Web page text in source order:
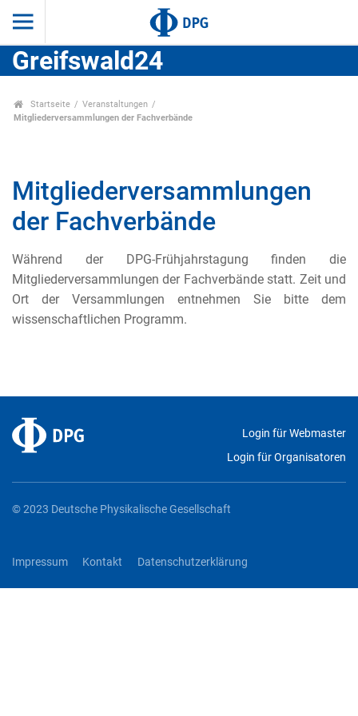
Greifswald24
Startseite
Veranstaltungen
Mitgliederversammlungen der Fachverbände
Mitgliederversammlungen
der Fachverbände
Während der DPG-Frühjahrstagung finden die
Mitgliederversammlungen der Fachverbände statt. Zeit und
Ort der Versammlungen entnehmen Sie bitte dem
wissenschaftlichen Programm.
Login für Webmaster
Login für Organisatoren
© 2023 Deutsche Physikalische Gesellschaft
Impressum Kontakt Datenschutzerklärung